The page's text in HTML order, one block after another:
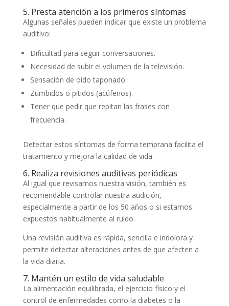
5. Presta atención a los primeros síntomas
Algunas señales pueden indicar que existe un problema
auditivo:
Dificultad para seguir conversaciones.
Necesidad de subir el volumen de la televisión.
Sensación de oído taponado.
Zumbidos o pitidos (acúfenos).
Tener que pedir que repitan las frases con
frecuencia.
Detectar estos síntomas de forma temprana facilita el
tratamiento y mejora la calidad de vida.
6. Realiza revisiones auditivas periódicas
Al igual que revisamos nuestra visión, también es
recomendable controlar nuestra audición,
especialmente a partir de los 50 años o si estamos
expuestos habitualmente al ruido.
Una revisión auditiva es rápida, sencilla e indolora y
permite detectar alteraciones antes de que afecten a
la vida diaria.
7. Mantén un estilo de vida saludable
La alimentación equilibrada, el ejercicio físico y el
control de enfermedades como la diabetes o la